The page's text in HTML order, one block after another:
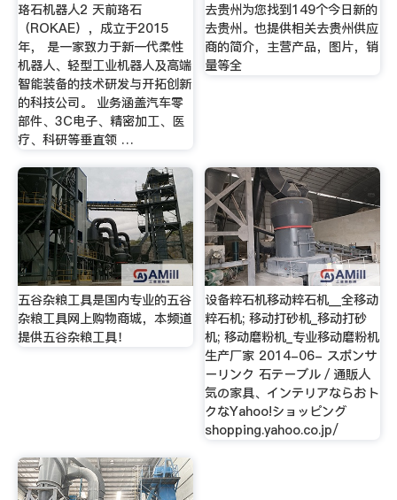
珞石机器人2 天前珞石
（ROKAE），成立于2015
年， 是一家致力于新一代柔性
机器人、轻型工业机器人及高端
智能装备的技术研发与开拓创新
的科技公司。 业务涵盖汽车零
部件、3C电子、精密加工、医
疗、科研等垂直领 …
去贵州为您找到149个今日新的
去贵州。也提供相关去贵州供应
商的简介，主营产品，图片，销
量等全
五谷杂粮工具是国内专业的五谷
杂粮工具网上购物商城，本频道
提供五谷杂粮工具！
设备粹石机移动粹石机__全移动
粹石机; 移动打砂机_移动打砂
机; 移动磨粉机_专业移动磨粉机
生产厂家 2014-06- スポンサ
ーリンク 石テーブル／通販人
気の家具、インテリアならおト
クなYahoo!ショッピング
shopping.yahoo.co.jp/